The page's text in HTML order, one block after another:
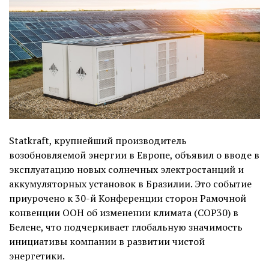
Statkraft, крупнейший производитель
возобновляемой энергии в Европе, объявил о вводе в
эксплуатацию новых солнечных электростанций и
аккумуляторных установок в Бразилии. Это событие
приурочено к 30-й Конференции сторон Рамочной
конвенции ООН об изменении климата (COP30) в
Белене, что подчеркивает глобальную значимость
инициативы компании в развитии чистой
энергетики.